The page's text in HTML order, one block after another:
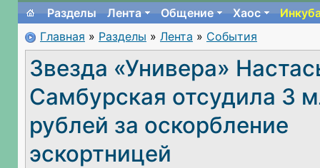
Разделы
Лента Общение Хаос
Главная » Разделы » Лента » События
Звезда «Универа»
Самбурская отсудила 3
рублей за оскорбление
эскортницей